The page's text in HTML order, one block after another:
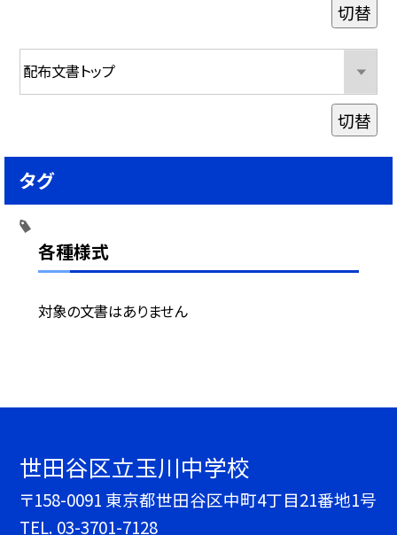
各種様式
対象の文書はありません
切替
切替
タグ
世田谷区立玉川中学校
〒158-0091 東京都世田谷区中町4丁目21番地1号
TEL. 03-3701-7128